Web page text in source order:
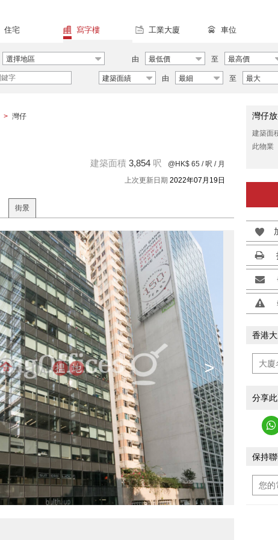
住宅 寫字樓 工業大廈 車位
選擇地區 由 最低價 至 最高價
建築面績 由 最細 至 最大
> 灣仔
建築面積 3,854 呎 @HK$ 65 / 呎 / 月
上次更新日期 2022年07月19日
街景
>
灣仔
建築面
此物業
香港
分享
保持